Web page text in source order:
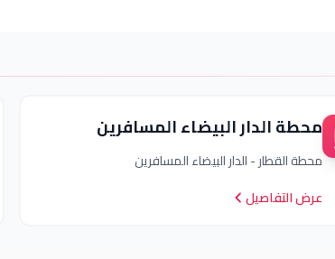
محطة الدار البيضاء المسافرين
محطة القطار - الدار البيضاء المسافرين
عرض التفاصيل